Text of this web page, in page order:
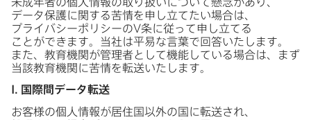
データ保護に​関する​苦情を​申し立てたい​場合は、​
プライバシーポリシーのV条に​従って​申し立てる​
ことができます。​当社は​平易な​言葉で​回答いたします。​
また、​教育機関が​管理者と​して​機能している​場合は、​まず​
当該教育機関に​苦情を​転送いたします。
. 国際間データ転送
お客様の​個人情報が​居住国以外の​国に​転送され、​